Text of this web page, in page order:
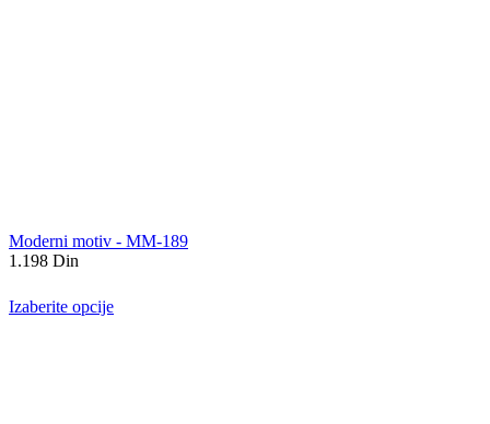
Moderni motiv - MM-189
1.198 Din
Izaberite opcije